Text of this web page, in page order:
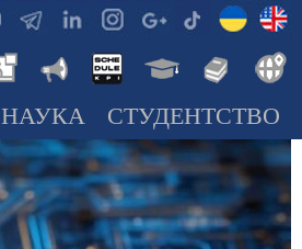
НАУКА СТУДЕНТСТВО